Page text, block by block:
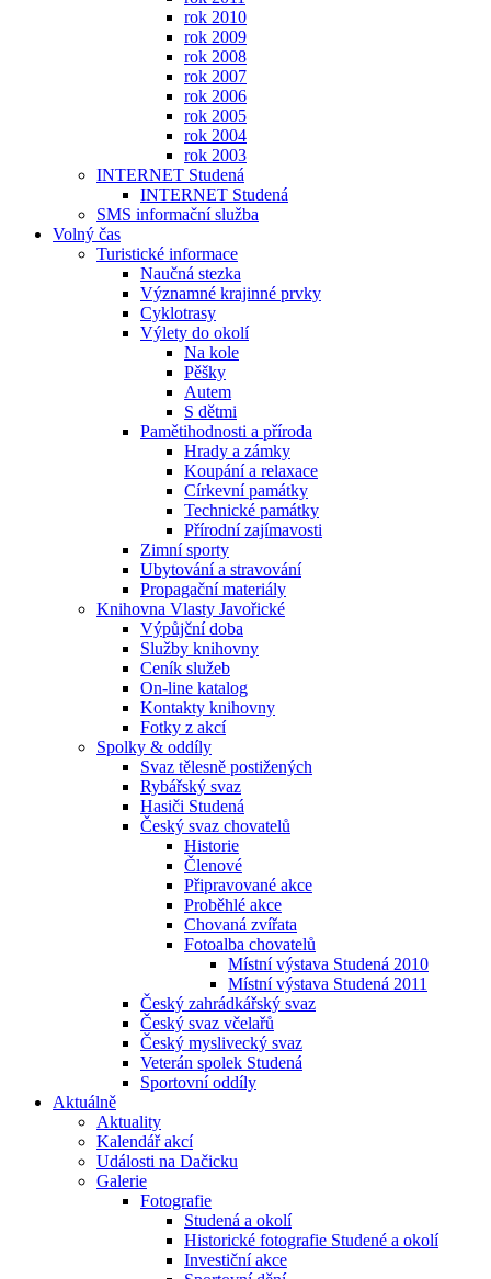
rok 2010
rok 2009
rok 2008
rok 2007
rok 2006
rok 2005
rok 2004
rok 2003
INTERNET Studená
INTERNET Studená
SMS informační služba
Volný čas
Turistické informace
Naučná stezka
Významné krajinné prvky
Cyklotrasy
Výlety do okolí
Na kole
Pěšky
Autem
S dětmi
Pamětihodnosti a příroda
Hrady a zámky
Koupání a relaxace
Církevní památky
Technické památky
Přírodní zajímavosti
Zimní sporty
Ubytování a stravování
Propagační materiály
Knihovna Vlasty Javořické
Výpůjční doba
Služby knihovny
Ceník služeb
On-line katalog
Kontakty knihovny
Fotky z akcí
Spolky & oddíly
Svaz tělesně postižených
Rybářský svaz
Hasiči Studená
Český svaz chovatelů
Historie
Členové
Připravované akce
Proběhlé akce
Chovaná zvířata
Fotoalba chovatelů
Místní výstava Studená 2010
Místní výstava Studená 2011
Český zahrádkářský svaz
Český svaz včelařů
Český myslivecký svaz
Veterán spolek Studená
Sportovní oddíly
Aktuálně
Aktuality
Kalendář akcí
Události na Dačicku
Galerie
Fotografie
Studená a okolí
Historické fotografie Studené a okolí
Investiční akce